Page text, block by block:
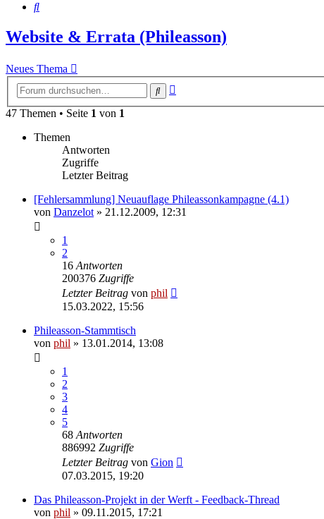
Suche
Website & Errata (Phileasson)
Neues Thema
Suche
47 Themen • Seite 1 von 1
Themen
Antworten
Zugriffe
Letzter Beitrag
[Fehlersammlung] Neuauflage Phileassonkampagne (4.1)
von Danzelot » 21.12.2009, 12:31
1
2
16 Antworten
200376 Zugriffe
Letzter Beitrag von phil
15.03.2022, 15:56
Phileasson-Stammtisch
von phil » 13.01.2014, 13:08
1
2
3
4
5
68 Antworten
886992 Zugriffe
Letzter Beitrag von Gion
07.03.2015, 19:20
Das Phileasson-Projekt in der Werft - Feedback-Thread
von phil » 09.11.2015, 17:21